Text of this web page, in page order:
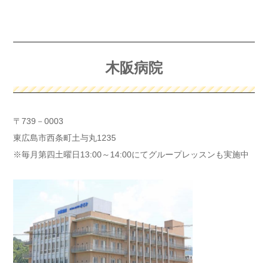
木阪病院
〒739－0003
東広島市西条町土与丸1235
※毎月第四土曜日13:00～14:00にてグループレッスンも実施中